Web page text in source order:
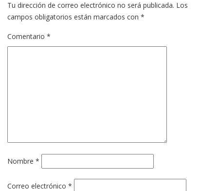
Tu dirección de correo electrónico no será publicada. Los
campos obligatorios están marcados con *
Comentario *
Nombre *
Correo electrónico *